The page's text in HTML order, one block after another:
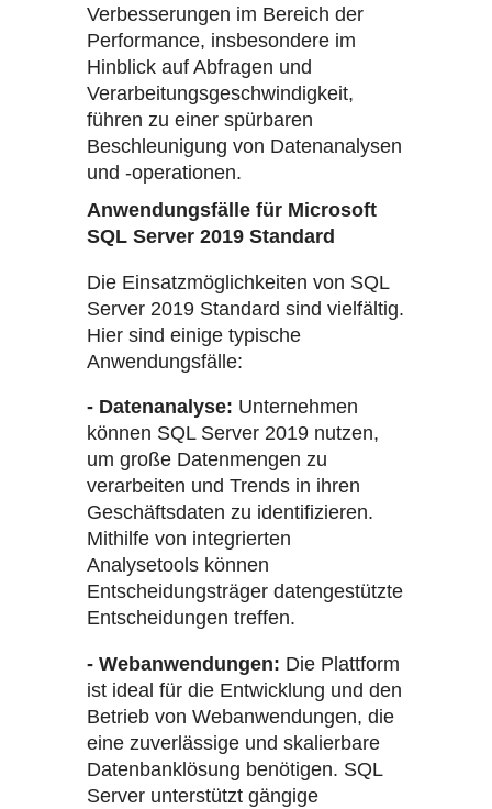
Verbesserungen im Bereich der
Performance, insbesondere im
Hinblick auf Abfragen und
Verarbeitungsgeschwindigkeit,
führen zu einer spürbaren
Beschleunigung von Datenanalysen
und -operationen.
Anwendungsfälle für Microsoft
SQL Server 2019 Standard
Die Einsatzmöglichkeiten von SQL
Server 2019 Standard sind vielfältig.
Hier sind einige typische
Anwendungsfälle:
- Datenanalyse: Unternehmen
können SQL Server 2019 nutzen,
um große Datenmengen zu
verarbeiten und Trends in ihren
Geschäftsdaten zu identifizieren.
Mithilfe von integrierten
Analysetools können
Entscheidungsträger datengestützte
Entscheidungen treffen.
- Webanwendungen: Die Plattform
ist ideal für die Entwicklung und den
Betrieb von Webanwendungen, die
eine zuverlässige und skalierbare
Datenbanklösung benötigen. SQL
Server unterstützt gängige